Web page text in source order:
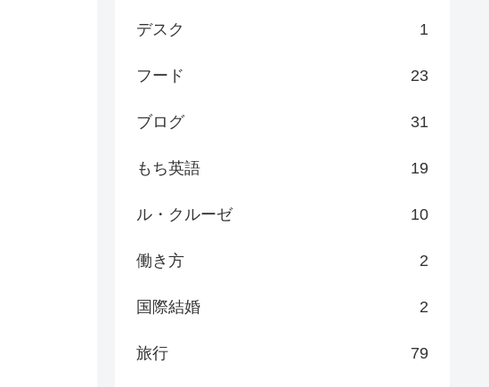
デスク 1
フード 23
ブログ 31
もち英語 19
ル・クルーゼ 10
働き方 2
国際結婚 2
旅行 79